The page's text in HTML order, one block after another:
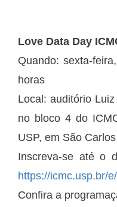
Love Data Day
Quando: sexta-
horas
Local: auditório
no bloco 4 do
USP, em São Carlos
Inscreva-se até o
https://icmc.usp.br/
Confira a